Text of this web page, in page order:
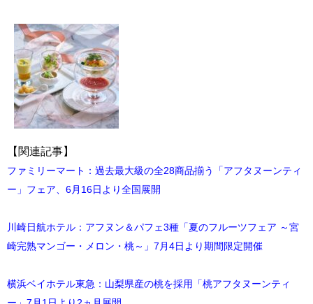
【関連記事】
ファミリーマート：過去最大級の全28商品揃う「アフタヌーンティ
ー」フェア、6月16日より全国展開
川崎日航ホテル：アフヌン＆パフェ3種「夏のフルーツフェア ～宮
崎完熟マンゴー・メロン・桃～」7月4日より期間限定開催
横浜ベイホテル東急：山梨県産の桃を採用「桃アフタヌーンティ